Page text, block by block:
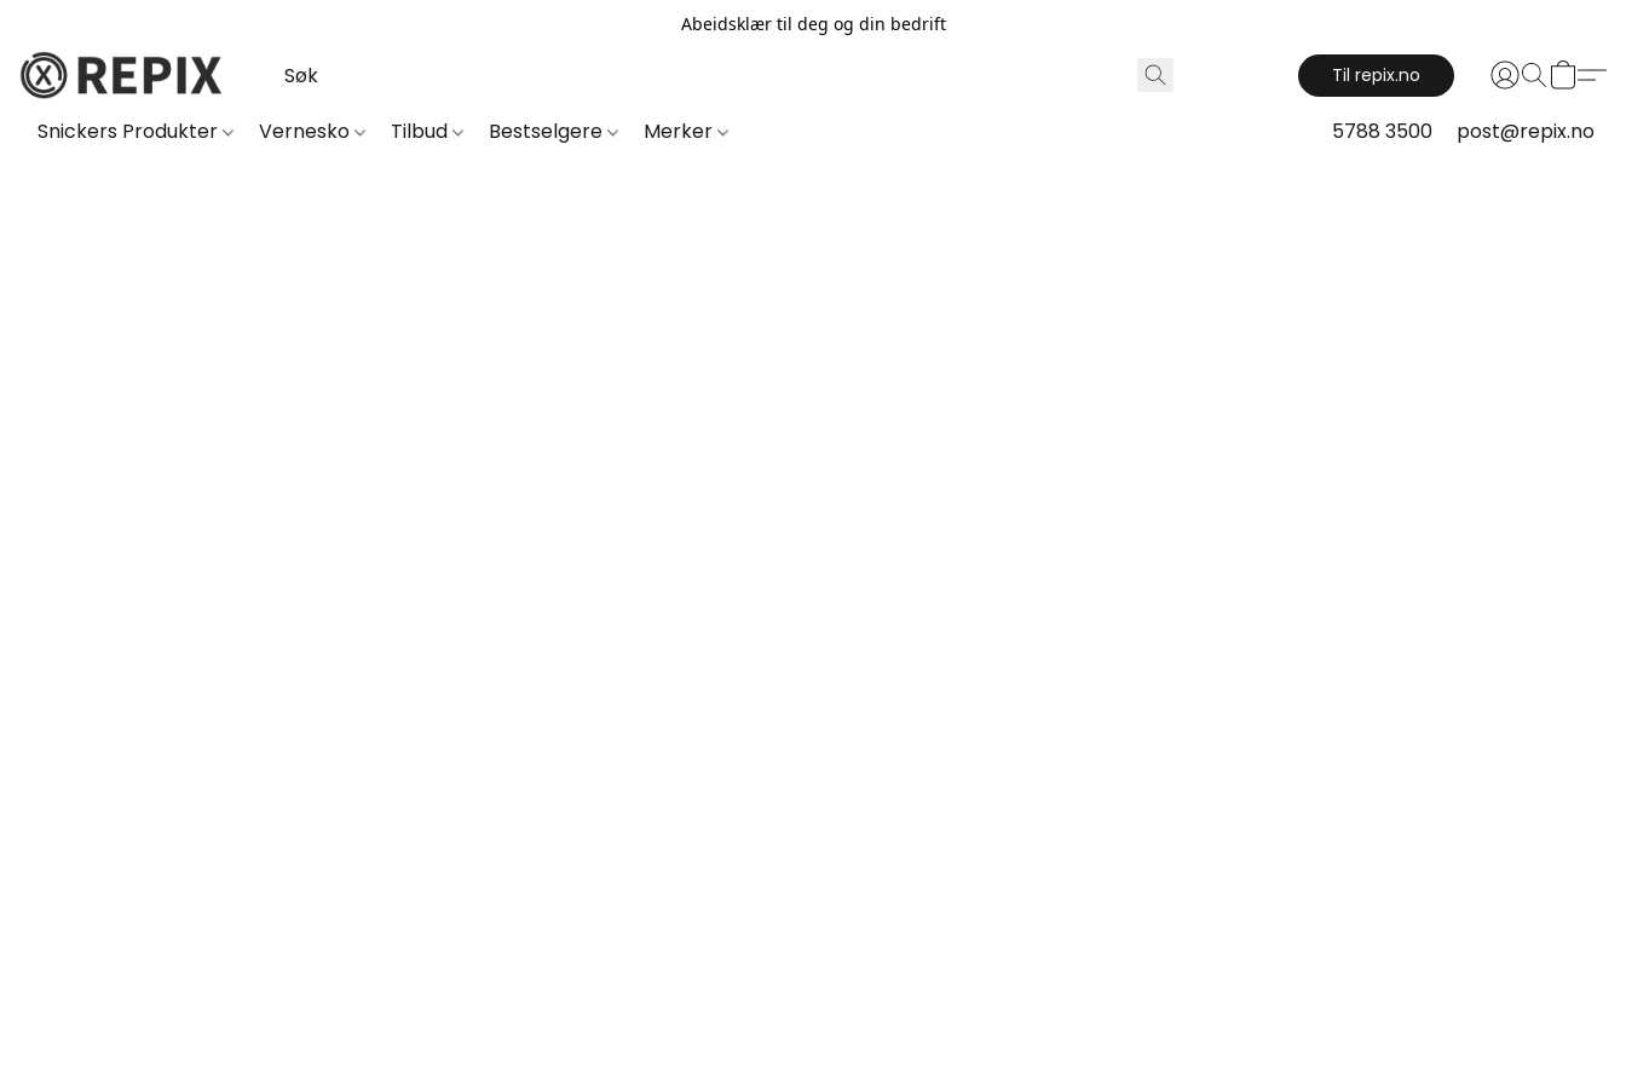
Abeidsklær til deg og din bedrift
Til repix.no
Snickers Produkter Vernesko Tilbud Bestselgere Merker 5788 3500 post@repix.no